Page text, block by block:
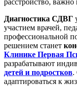
Диагностика СДВГ
участием врачей,
профессиональной
решением станет
Клинике Первая
разрабатывают
детей и подростков.
адаптироваться к